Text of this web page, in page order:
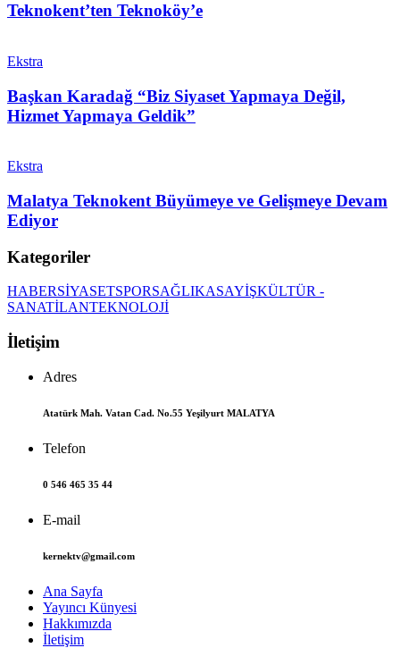
Teknokent’ten Teknoköy’e
Ekstra
Başkan Karadağ “Biz Siyaset Yapmaya Değil,
Hizmet Yapmaya Geldik”
Ekstra
Malatya Teknokent Büyümeye ve Gelişmeye Devam
Ediyor
Kategoriler
HABERSİYASETSPORSAĞLIKASAYİŞKÜLTÜR -
SANATİLANTEKNOLOJİ
İletişim
Adres
Atatürk Mah. Vatan Cad. No.55 Yeşilyurt MALATYA
Telefon
0 546 465 35 44
E-mail
kernektv@gmail.com
Ana Sayfa
Yayıncı Künyesi
Hakkımızda
İletişim